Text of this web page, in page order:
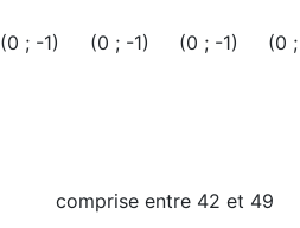
(0 ; -1) (0 ; -1) (0 ; -1) (0
comprise entre 42 et 49